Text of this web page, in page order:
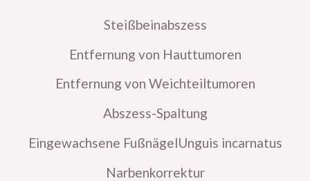
Steißbeinabszess
Entfernung von Hauttumoren
Entfernung von Weichteiltumoren
Abszess-Spaltung
Eingewachsene FußnägelUnguis incarnatus
Narbenkorrektur